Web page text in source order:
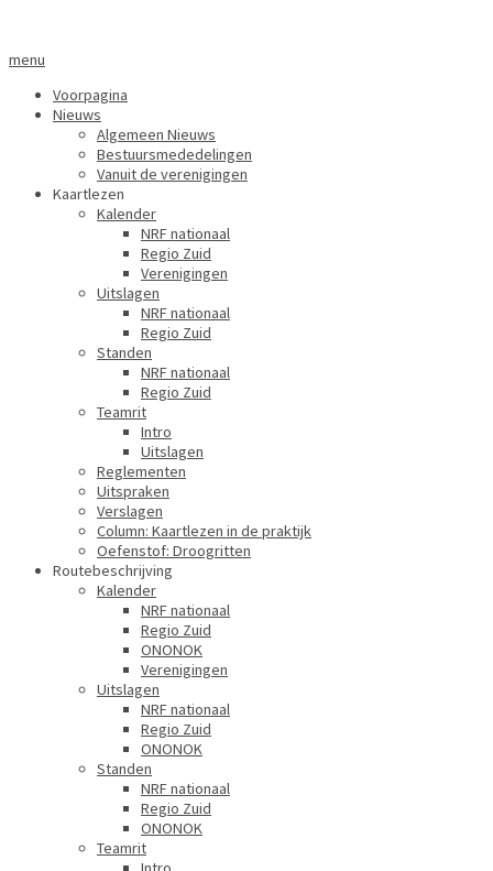
menu
Voorpagina
Nieuws
Algemeen Nieuws
Bestuursmededelingen
Vanuit de verenigingen
Kaartlezen
Kalender
NRF nationaal
Regio Zuid
Verenigingen
Uitslagen
NRF nationaal
Regio Zuid
Standen
NRF nationaal
Regio Zuid
Teamrit
Intro
Uitslagen
Reglementen
Uitspraken
Verslagen
Column: Kaartlezen in de praktijk
Oefenstof: Droogritten
Routebeschrijving
Kalender
NRF nationaal
Regio Zuid
ONONOK
Verenigingen
Uitslagen
NRF nationaal
Regio Zuid
ONONOK
Standen
NRF nationaal
Regio Zuid
ONONOK
Teamrit